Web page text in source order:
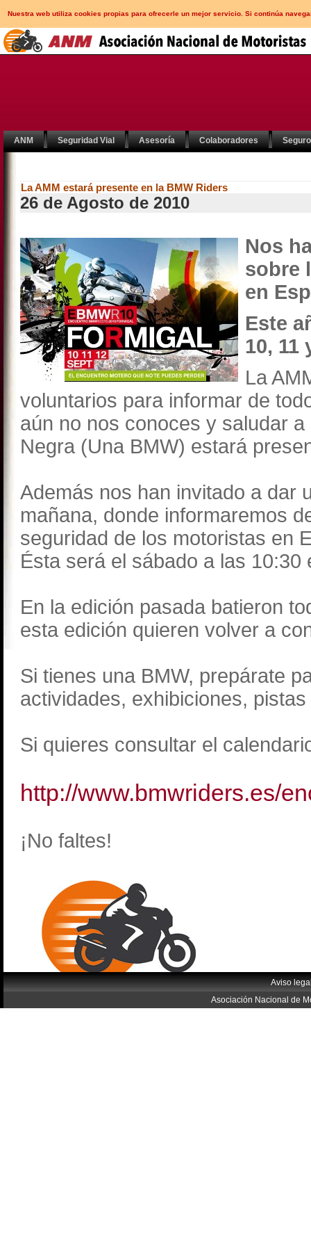
Nuestra web utiliza cookies propias para ofrecerle un mejor servicio. Si continúa
ANM Seguridad Vial Asesoría Colaboradores
La AMM estará presente en la BMW Riders
26 de Agosto de 2010
Nos
sobre
en
Este
10, 11
La
voluntarios para informar de
aún no nos conoces y saludar
Negra (Una BMW) estará
Además nos han invitado a dar
mañana, donde informaremos
seguridad de los motoristas en
Ésta será el sábado a las 10:30
En la edición pasada batieron
esta edición quieren volver a
Si tienes una BMW, prepárate
actividades, exhibiciones,
Si quieres consultar el
http://www.bmwriders.es/
¡No faltes!
Aviso
Asociación Nacional de